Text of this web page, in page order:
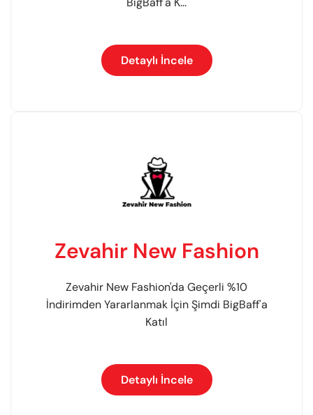
Detaylı İncele
Zevahir New Fashion
Zevahir New Fashion'da Geçerli %10
İndirimden Yararlanmak İçin Şimdi BigBaff'a
Katıl
Detaylı İncele